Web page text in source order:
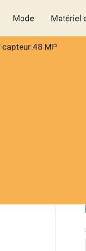
Mode Matériel
capteur 48 MP